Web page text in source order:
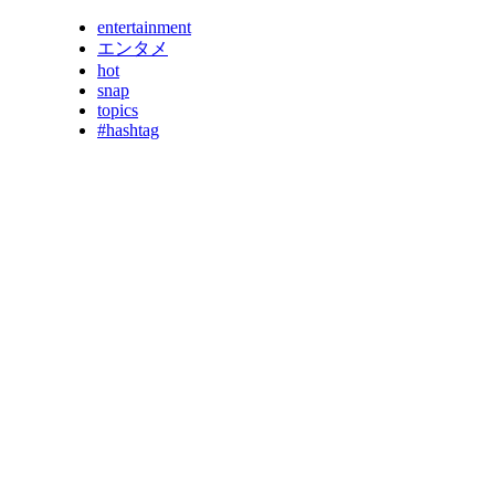
entertainment
エンタメ
hot
snap
topics
#hashtag